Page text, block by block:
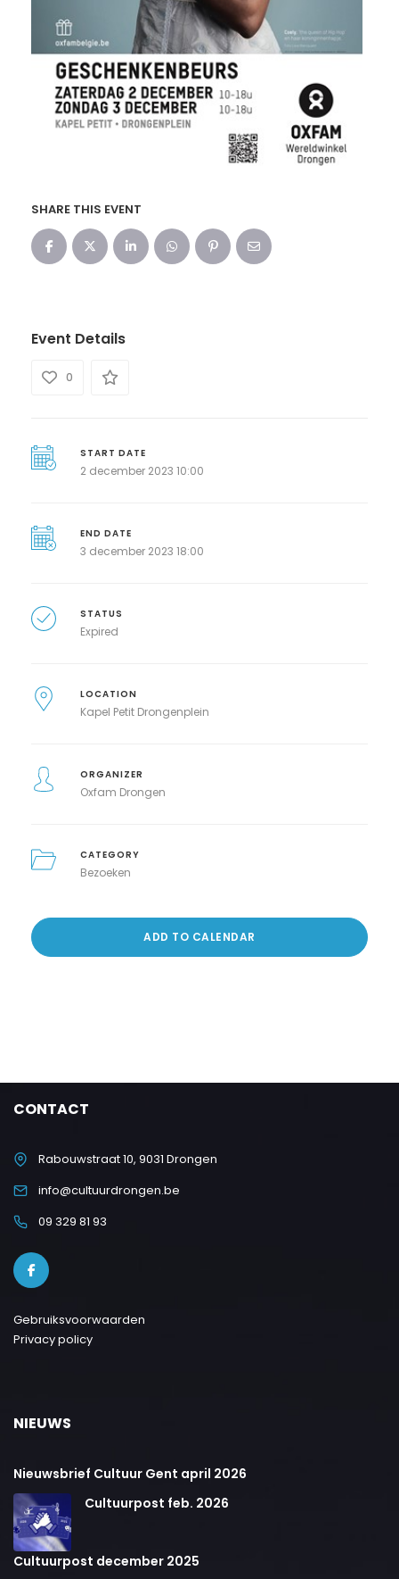
SHARE THIS EVENT
Event Details
0
START DATE
2 december 2023 10:00
END DATE
3 december 2023 18:00
STATUS
Expired
LOCATION
Kapel Petit Drongenplein
ORGANIZER
Oxfam Drongen
CATEGORY
Bezoeken
ADD TO CALENDAR
CONTACT
Rabouwstraat 10, 9031 Drongen
info@cultuurdrongen.be
09 329 81 93
Gebruiksvoorwaarden
Privacy policy
NIEUWS
Nieuwsbrief Cultuur Gent april 2026
Cultuurpost feb. 2026
Cultuurpost december 2025